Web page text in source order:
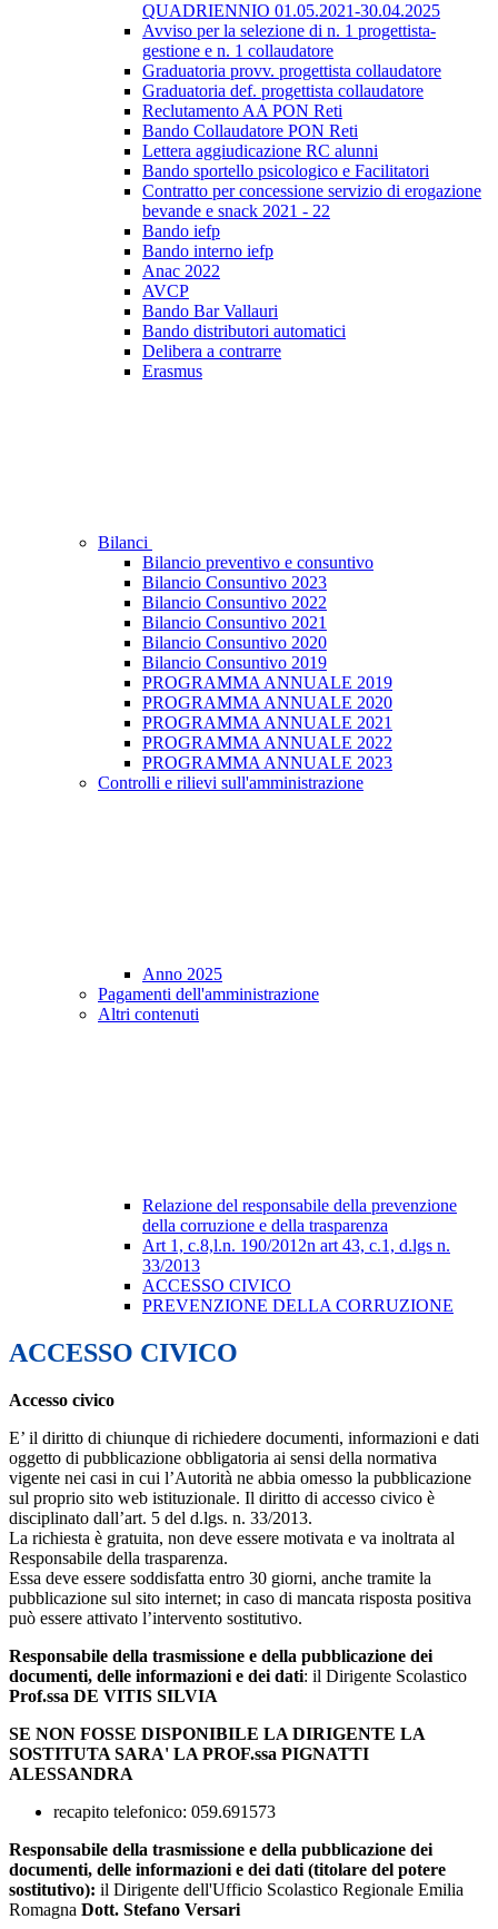
QUADRIENNIO 01.05.2021-30.04.2025
Avviso per la selezione di n. 1 progettista-
gestione e n. 1 collaudatore
Graduatoria provv. progettista collaudatore
Graduatoria def. progettista collaudatore
Reclutamento AA PON Reti
Bando Collaudatore PON Reti
Lettera aggiudicazione RC alunni
Bando sportello psicologico e Facilitatori
Contratto per concessione servizio di erogazione
bevande e snack 2021 - 22
Bando iefp
Bando interno iefp
Anac 2022
AVCP
Bando Bar Vallauri
Bando distributori automatici
Delibera a contrarre
Erasmus
Bilanci
Bilancio preventivo e consuntivo
Bilancio Consuntivo 2023
Bilancio Consuntivo 2022
Bilancio Consuntivo 2021
Bilancio Consuntivo 2020
Bilancio Consuntivo 2019
PROGRAMMA ANNUALE 2019
PROGRAMMA ANNUALE 2020
PROGRAMMA ANNUALE 2021
PROGRAMMA ANNUALE 2022
PROGRAMMA ANNUALE 2023
Controlli e rilievi sull'amministrazione
Anno 2025
Pagamenti dell'amministrazione
Altri contenuti
Relazione del responsabile della prevenzione
della corruzione e della trasparenza
Art 1, c.8,l.n. 190/2012n art 43, c.1, d.lgs n.
33/2013
ACCESSO CIVICO
PREVENZIONE DELLA CORRUZIONE
ACCESSO CIVICO
Accesso civico
E’ il diritto di chiunque di richiedere documenti, informazioni e dati
oggetto di pubblicazione obbligatoria ai sensi della normativa
vigente nei casi in cui l’Autorità ne abbia omesso la pubblicazione
sul proprio sito web istituzionale. Il diritto di accesso civico è
disciplinato dall’art. 5 del d.lgs. n. 33/2013.
La richiesta è gratuita, non deve essere motivata e va inoltrata al
Responsabile della trasparenza.
Essa deve essere soddisfatta entro 30 giorni, anche tramite la
pubblicazione sul sito internet; in caso di mancata risposta positiva
può essere attivato l’intervento sostitutivo.
Responsabile della trasmissione e della pubblicazione dei
documenti, delle informazioni e dei dati: il Dirigente Scolastico
Prof.ssa DE VITIS SILVIA
SE NON FOSSE DISPONIBILE LA DIRIGENTE LA
SOSTITUTA SARA' LA PROF.ssa PIGNATTI
ALESSANDRA
recapito telefonico: 059.691573
Responsabile della trasmissione e della pubblicazione dei
documenti, delle informazioni e dei dati (titolare del potere
sostitutivo): il Dirigente dell'Ufficio Scolastico Regionale Emilia
Romagna Dott. Stefano Versari